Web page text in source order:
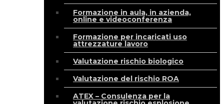
Formazione in aula, in azienda,
online e videoconferenza
Formazione per incaricati uso
attrezzature lavoro
Valutazione rischio biologico
Valutazione del rischio ROA
ATEX – Consulenza per la